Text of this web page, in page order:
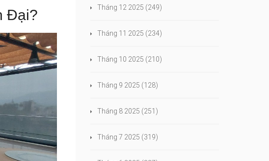
Đại? Tháng 12 2025 (249)
Tháng 11 2025 (234)
Tháng 10 2025 (210)
Tháng 9 2025 (128)
Tháng 8 2025 (251)
Tháng 7 2025 (319)